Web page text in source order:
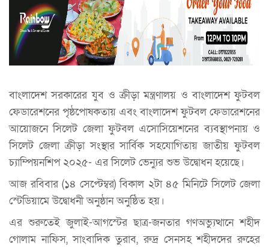
বাংলাদেশ সরকারের যুব ও ক্রীড়া মন্ত্রণালয় ও বাংলাদেশ ফুটবল
ফেডারেশনের পৃষ্ঠপোষকতায় এবং বাংলাদেশ ফুটবল ফেডারেশনের
আয়োজনে সিলেট জেলা ফুটবল এসোসিয়েশনের ব্যবস্থাপনায় ও
সিলেট জেলা ক্রীড়া সংস্থার সার্বিক সহযোগিতায় জাতীয় ফুটবল
চ্যাম্পিয়নশিপ ২০২৫- এর সিলেট ভেন্যুর শুভ উদ্বোধন হয়েছে।
আজ রবিবার (১৪ সেপ্টেম্বর) বিকাল ২টা ৪৫ মিনিটে সিলেট জেলা
স্টেডিয়ামে উদ্বোধনী অনুষ্ঠান অনুষ্ঠিত হয়।
এর শুরুতেই জুলাই-আগস্টের ছাত্র-জনতার গণঅভ্যুত্থানে শহীদ
গোলাম নাফিস, সাংবাদিক তুরাব, রুদ্র সেনসহ শহীদদের রুহের